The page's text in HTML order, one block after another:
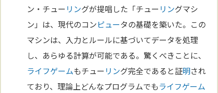
ン・チュー リングが提唱した「チュー リングマシ
ン」は、現代のコンピュータの基礎を築いた。この
マシンは、入力とルールに基づいてデータを処理
し、あらゆる計算が可能である。驚くべきことに、
ライフゲームもチュー リング完全であると証明され
ており、理論上どんなプログラムでもライフゲーム